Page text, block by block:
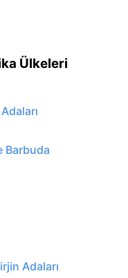
Ülkeleri
Adaları